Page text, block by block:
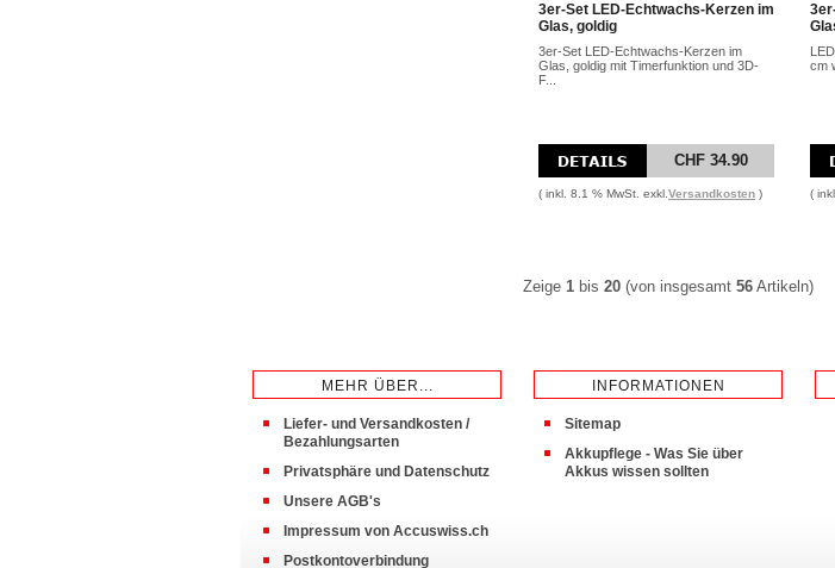
3er-Set LED-Echtwachs-Kerzen im
Glas, goldig
3er-Set LED-Echtwachs-Kerzen im
Glas, goldig mit Timerfunktion und 3D-
F...
CHF 34.90
( inkl. 8.1 % MwSt. exkl. Versandkosten )
cm
(
Zeige 1 bis 20 (von insgesamt 56 Artikeln)
MEHR ÜBER...
Liefer- und Versandkosten /
Bezahlungsarten
Privatsphäre und Datenschutz
Unsere AGB's
Impressum von Accuswiss.ch
Postkontoverbindung
INFORMATIONEN
Sitemap
Akkupflege - Was Sie über
Akkus wissen sollten